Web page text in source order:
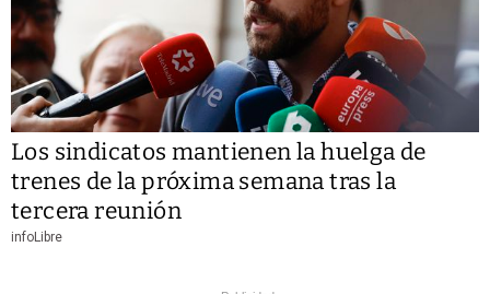
Los sindicatos mantienen la huelga de
trenes de la próxima semana tras la
tercera reunión
infoLibre